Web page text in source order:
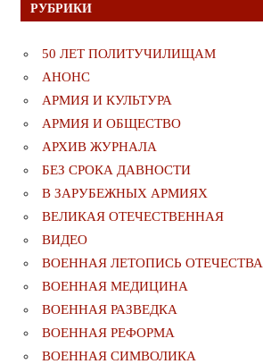
РУБРИКИ
50 ЛЕТ ПОЛИТУЧИЛИЩАМ
АНОНС
АРМИЯ И КУЛЬТУРА
АРМИЯ И ОБЩЕСТВО
АРХИВ ЖУРНАЛА
БЕЗ СРОКА ДАВНОСТИ
В ЗАРУБЕЖНЫХ АРМИЯХ
ВЕЛИКАЯ ОТЕЧЕСТВЕННАЯ
ВИДЕО
ВОЕННАЯ ЛЕТОПИСЬ ОТЕЧЕСТВА
ВОЕННАЯ МЕДИЦИНА
ВОЕННАЯ РАЗВЕДКА
ВОЕННАЯ РЕФОРМА
ВОЕННАЯ СИМВОЛИКА